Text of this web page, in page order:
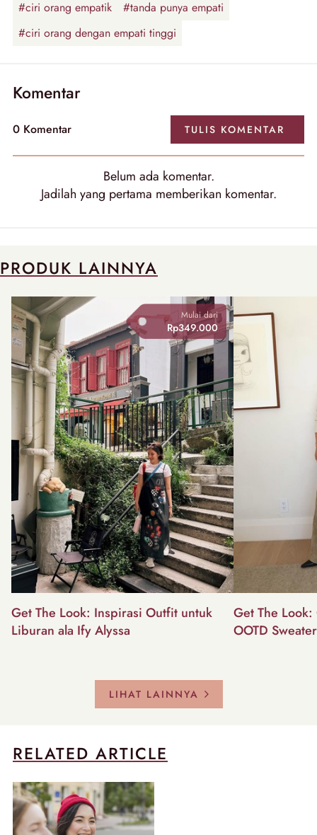
#ciri orang empatik
#tanda punya empati
#ciri orang dengan empati tinggi
Komentar
0 Komentar TULIS KOMENTAR
Belum ada komentar.
Jadilah yang pertama memberikan komentar.
PRODUK LAINNYA
Mulai dari
Rp349.000
Get The Look: Inspirasi Outfit untuk
Liburan ala Ify Alyssa
Get The
OOTD
LIHAT LAINNYA
RELATED ARTICLE